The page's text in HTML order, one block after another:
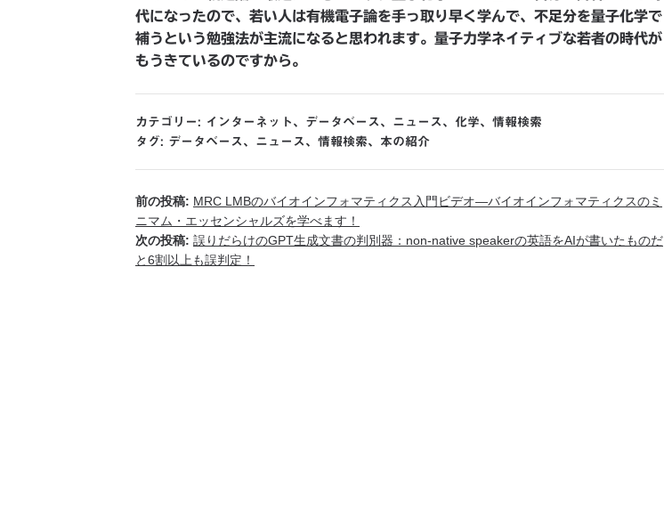
代になったので、若い人は有機電子論を手っ取り早く学んで、不足分を量子化学で
補うという勉強法が主流になると思われます。量子力学ネイティブな若者の時代が
もうきているのですから。
カテゴリー: インターネット 、 データベース 、 ニュース 、 化学、 情報検索
タグ: データベース 、 ニュース 、 情報検索、 本の紹介
前の投稿: MRC LMBのバイオインフォマティクス入門ビデオ―バイオインフォマティクスのミ
ニマム・エッセンシャルズを学べます！
次の投稿: 誤りだらけのGPT生成文書の判別器：non-native speakerの英語をAIが書いたものだ
と6割以上も誤判定！